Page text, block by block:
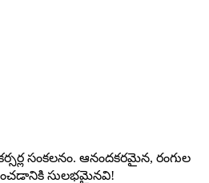
సంకలనం. ఆనందకరమైన, రంగుల
సులభమైనవి!